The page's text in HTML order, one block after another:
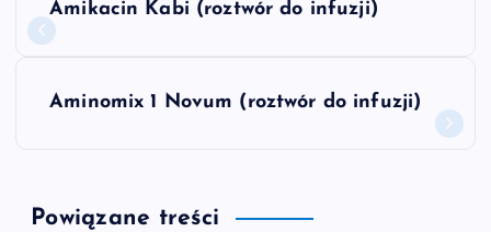
a
g
Amikacin Kabi (roztwór do infuzji)
Aminomix 1 Novum (roztwór do infuzji)
Powiązane treści